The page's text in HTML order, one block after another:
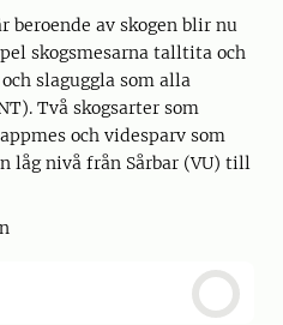
beroende av skogen blir nu
skogsmesarna talltita och
slaguggla som alla
Två skogsarter som
och videsparv som
låg nivå från Sårbar (VU) till